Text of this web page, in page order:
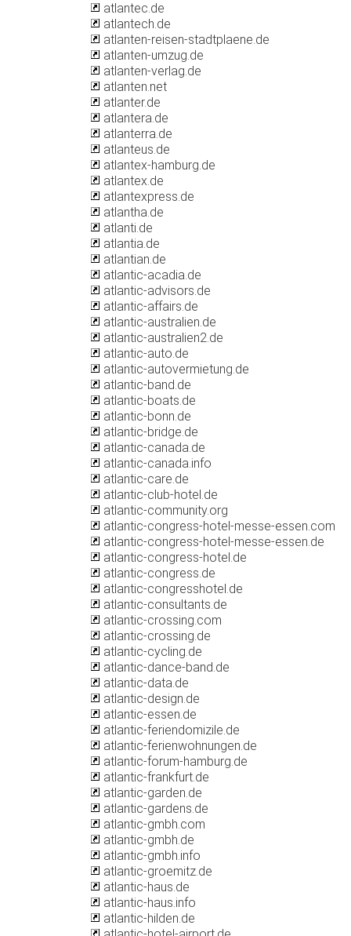
atlantec.de
atlantech.de
atlanten-reisen-stadtplaene.de
atlanten-umzug.de
atlanten-verlag.de
atlanten.net
atlanter.de
atlantera.de
atlanterra.de
atlanteus.de
atlantex-hamburg.de
atlantex.de
atlantexpress.de
atlantha.de
atlanti.de
atlantia.de
atlantian.de
atlantic-acadia.de
atlantic-advisors.de
atlantic-affairs.de
atlantic-australien.de
atlantic-australien2.de
atlantic-auto.de
atlantic-autovermietung.de
atlantic-band.de
atlantic-boats.de
atlantic-bonn.de
atlantic-bridge.de
atlantic-canada.de
atlantic-canada.info
atlantic-care.de
atlantic-club-hotel.de
atlantic-community.org
atlantic-congress-hotel-messe-essen.com
atlantic-congress-hotel-messe-essen.de
atlantic-congress-hotel.de
atlantic-congress.de
atlantic-congresshotel.de
atlantic-consultants.de
atlantic-crossing.com
atlantic-crossing.de
atlantic-cycling.de
atlantic-dance-band.de
atlantic-data.de
atlantic-design.de
atlantic-essen.de
atlantic-feriendomizile.de
atlantic-ferienwohnungen.de
atlantic-forum-hamburg.de
atlantic-frankfurt.de
atlantic-garden.de
atlantic-gardens.de
atlantic-gmbh.com
atlantic-gmbh.de
atlantic-gmbh.info
atlantic-groemitz.de
atlantic-haus.de
atlantic-haus.info
atlantic-hilden.de